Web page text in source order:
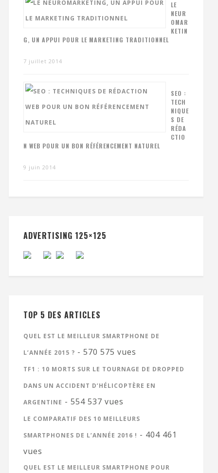
LE
NEUR
OMAR
KETIN
G, UN APPUI POUR LE MARKETING TRADITIONNEL
7 juillet 2014
SEO :
TECH
NIQUE
S DE
RÉDA
CTIO
N WEB POUR UN BON RÉFÉRENCEMENT NATUREL
9 juin 2014
ADVERTISING 125×125
TOP 5 DES ARTICLES
QUEL EST LE MEILLEUR SMARTPHONE DE
L’ANNÉE 2015 ? - 570 575 vues
TF1 : 10 MORTS SUR LE TOURNAGE DE DROPPED
DANS UN ACCIDENT D’HÉLICOPTÈRE EN
ARGENTINE - 554 537 vues
LE COMPARATIF DES 10 MEILLEURS
SMARTPHONES DE L’ANNÉE 2016 ! - 404 461
vues
QUEL EST LE MEILLEUR SMARTPHONE POUR